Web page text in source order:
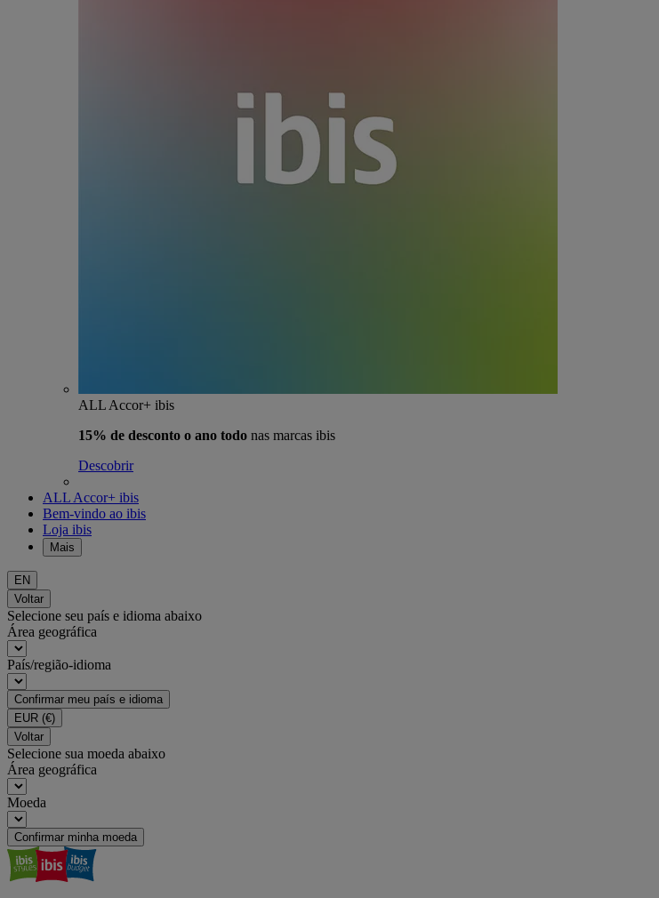
ALL Accor+ ibis
15% de desconto o ano todo nas marcas ibis
Descobrir
ALL Accor+ ibis
Bem-vindo ao ibis
Loja ibis
Mais
EN
Voltar
Selecione seu país e idioma abaixo
Área geográfica
País/região-idioma
Confirmar meu país e idioma
EUR (€)
Voltar
Selecione sua moeda abaixo
Área geográfica
Moeda
Confirmar minha moeda